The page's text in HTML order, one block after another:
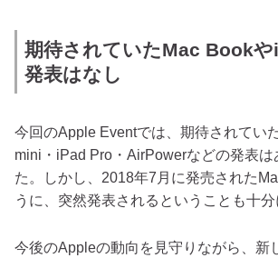
期待されていたMac Book
発表はなし
今回のApple Eventでは、期待されてい
mini・iPad Pro・AirPowerなどの発表は
た。しかし、2018年7月に発売された
うに、突然発表されるということも十分
今後のAppleの動向を見守りながら、新